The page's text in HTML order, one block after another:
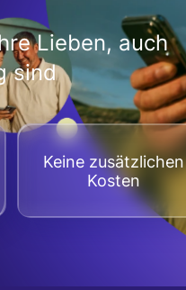
Lieben, auch
sind
Keine zusätzlichen
Kosten